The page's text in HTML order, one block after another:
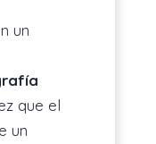
un
que el
un